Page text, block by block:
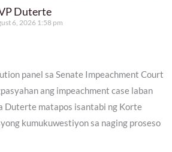
Duterte
6, 2026 1:58 pm
panel sa Senate Impeachment Court
ang impeachment case laban
Duterte matapos isantabi ng Korte
kumukuwestiyon sa naging proseso